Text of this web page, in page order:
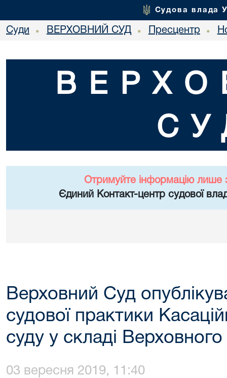
Судова влада
Суди • ВЕРХОВНИЙ СУД • Пресцентр •
Отримуйте інформацію лише
Єдиний Контакт-центр судової
Верховний Суд
судової практики
суду у складі
03 вересня 2019, 11:40